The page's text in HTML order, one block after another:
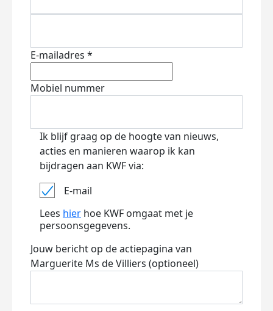
E-mailadres *
Mobiel nummer
Ik blijf graag op de hoogte van nieuws,
acties en manieren waarop ik kan
bijdragen aan KWF via:
E-mail
Lees hier hoe KWF omgaat met je
persoonsgegevens.
Jouw bericht op de actiepagina van
Marguerite Ms de Villiers (optioneel)